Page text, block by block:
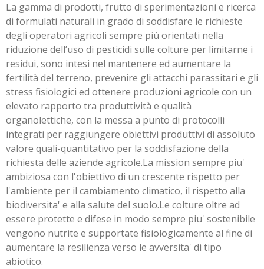
La gamma di prodotti, frutto di sperimentazioni e ricerca
di formulati naturali in grado di soddisfare le richieste
degli operatori agricoli sempre più orientati nella
riduzione dell’uso di pesticidi sulle colture per limitarne i
residui, sono intesi nel mantenere ed aumentare la
fertilità del terreno, prevenire gli attacchi parassitari e gli
stress fisiologici ed ottenere produzioni agricole con un
elevato rapporto tra produttività e qualità
organolettiche, con la messa a punto di protocolli
integrati per raggiungere obiettivi produttivi di assoluto
valore quali-quantitativo per la soddisfazione della
richiesta delle aziende agricole.La mission sempre piu'
ambiziosa con l'obiettivo di un crescente rispetto per
l'ambiente per il cambiamento climatico, il rispetto alla
biodiversita' e alla salute del suolo.Le colture oltre ad
essere protette e difese in modo sempre piu' sostenibile
vengono nutrite e supportate fisiologicamente al fine di
aumentare la resilienza verso le avversita' di tipo
abiotico.